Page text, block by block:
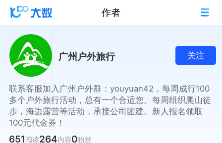
作者
广州户外旅行 关注
联系客服加入广州户外群：youyuan42，每周成行100
多个户外旅行活动，总有一个合适您。每周组织爬山徒
步，海边露营等活动，承接公司团建。新人报名领取
100元代金券！
651阅读264内容0粉丝